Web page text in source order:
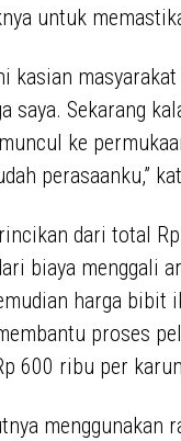
untuk
kasian
saya. Sekarang
ke
perasaanku,”
dari total
biaya menggali
harga bibit
proses
600 ribu per
menggunakan